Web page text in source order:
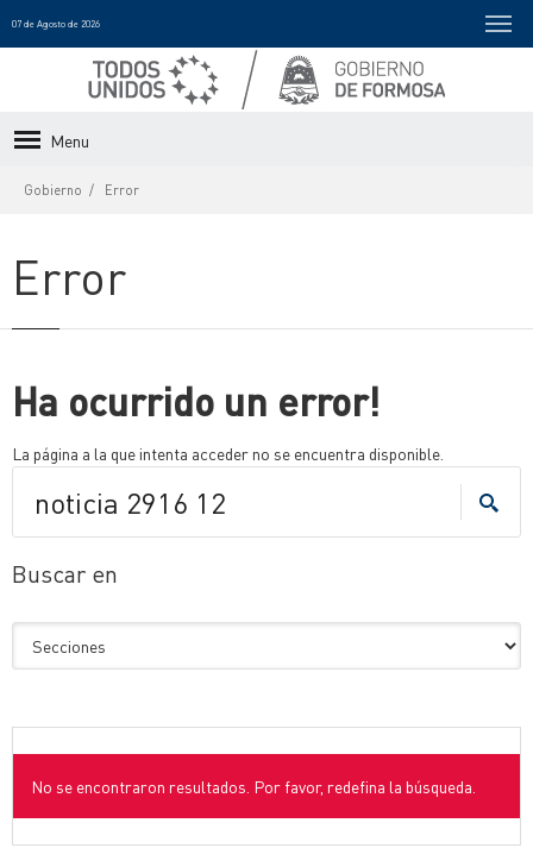
07 de Agosto de 2026
Menu
Gobierno Error
Error
Ha ocurrido un error!
La página a la que intenta acceder no se encuentra disponible.
Buscar en
No se encontraron resultados. Por favor, redefina la búsqueda.